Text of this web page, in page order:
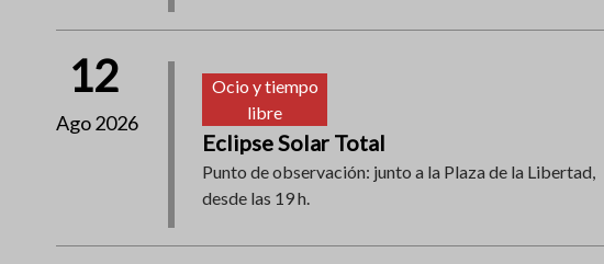
12
Ago 2026
Ocio y tiempo
libre
Eclipse Solar Total
Punto de observación: junto a la Plaza de la Libertad,
desde las 19 h.